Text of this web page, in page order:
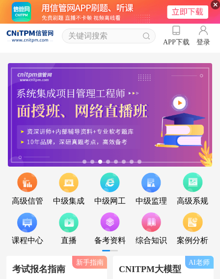
APP下载 登录
高级信管 中级集成 中级网工 中级监理 高级系规
课程中心 直播 备考资料 综合知识 案例分析
考试报名指南
新手指南
CNITPM大模型
AI老师